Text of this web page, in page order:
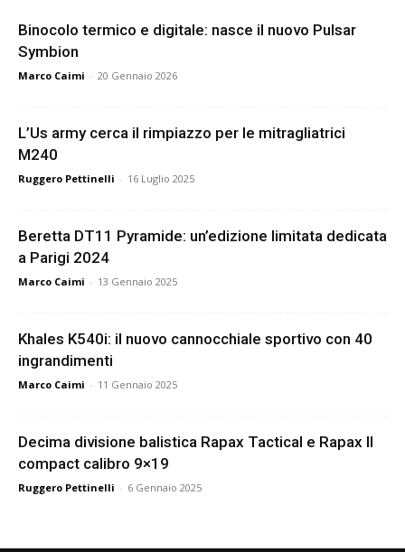
Binocolo termico e digitale: nasce il nuovo Pulsar
Symbion
Marco Caimi - 20 Gennaio 2026
L’Us army cerca il rimpiazzo per le mitragliatrici
M240
Ruggero Pettinelli - 16 Luglio 2025
Beretta DT11 Pyramide: un’edizione limitata dedicata
a Parigi 2024
Marco Caimi - 13 Gennaio 2025
Khales K540i: il nuovo cannocchiale sportivo con 40
ingrandimenti
Marco Caimi - 11 Gennaio 2025
Decima divisione balistica Rapax Tactical e Rapax II
compact calibro 9×19
Ruggero Pettinelli - 6 Gennaio 2025